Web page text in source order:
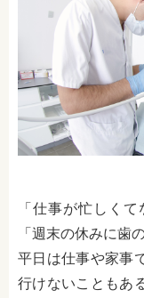
「仕事が忙しく
「週末の休みに歯
平日は仕事や家事
行けないこともあ